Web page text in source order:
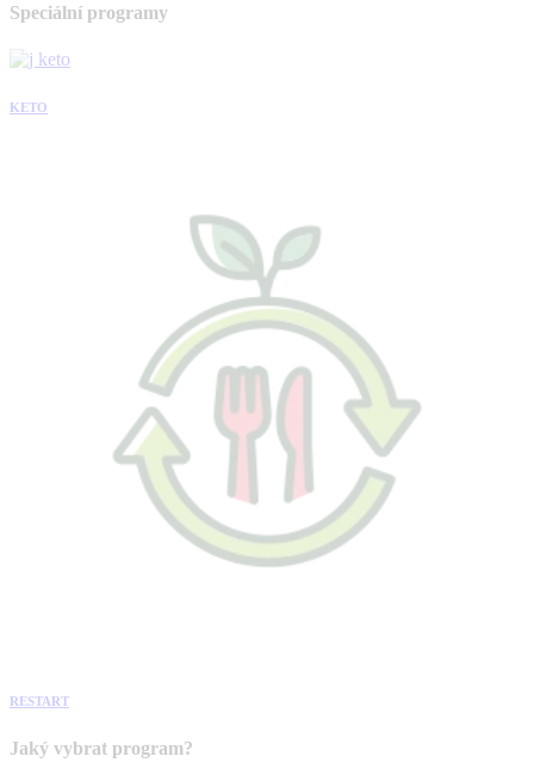
Speciální programy
KETO
RESTART
Jaký vybrat program?